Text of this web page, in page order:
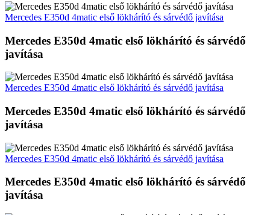
Mercedes E350d 4matic első lökhárító és sárvédő javítása
Mercedes E350d 4matic első lökhárító és sárvédő
javítása
Mercedes E350d 4matic első lökhárító és sárvédő javítása
Mercedes E350d 4matic első lökhárító és sárvédő
javítása
Mercedes E350d 4matic első lökhárító és sárvédő javítása
Mercedes E350d 4matic első lökhárító és sárvédő
javítása